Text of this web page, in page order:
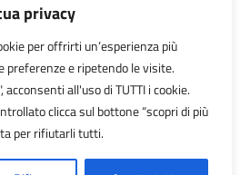
privacy
per offrirti un’esperienza più
preferenze e ripetendo le visite.
all'uso di TUTTI i cookie.
clicca sul bottone “scopri di più
per rifiutarli tutti.